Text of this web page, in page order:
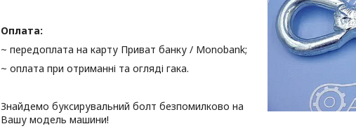
Оплата:
~ передоплата на карту Приват банку / Мonobank;
~ оплата при отриманні та огляді гака.
Знайдемо буксирувальний болт безпомилково на
Вашу модель машини!